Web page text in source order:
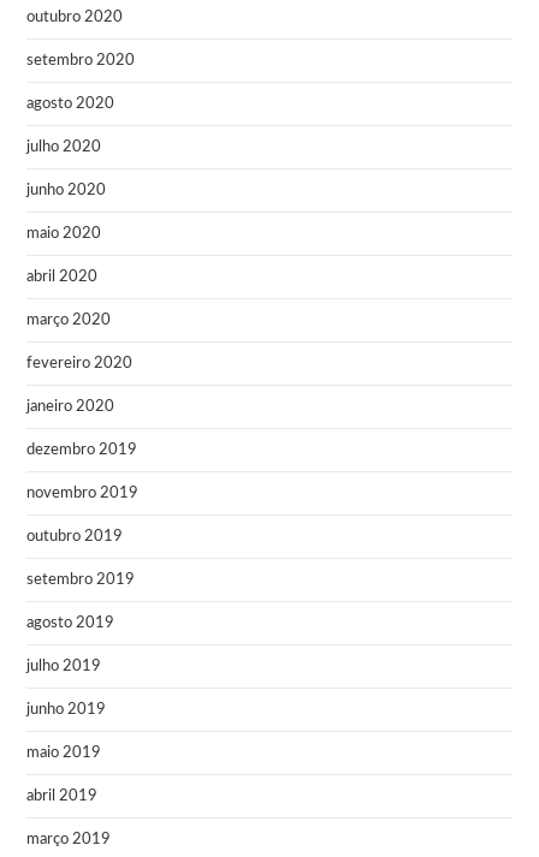
outubro 2020
setembro 2020
agosto 2020
julho 2020
junho 2020
maio 2020
abril 2020
março 2020
fevereiro 2020
janeiro 2020
dezembro 2019
novembro 2019
outubro 2019
setembro 2019
agosto 2019
julho 2019
junho 2019
maio 2019
abril 2019
março 2019